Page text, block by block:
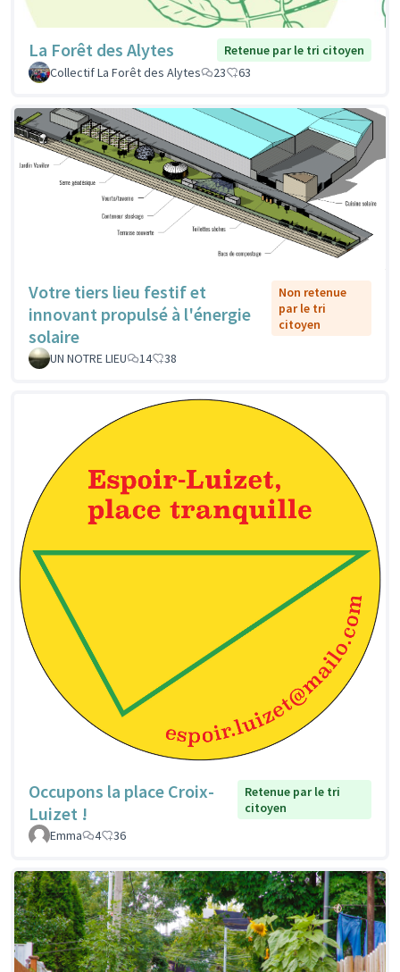
La Forêt des Alytes
Retenue par le tri citoyen
Collectif La Forêt des Alytes
23 63
Votre tiers lieu festif et
innovant propulsé à l'énergie
solaire
Non retenue
par le tri
citoyen
UN NOTRE LIEU 14 38
Occupons la place Croix-
Luizet !
Retenue par le tri
citoyen
Emma
4 36